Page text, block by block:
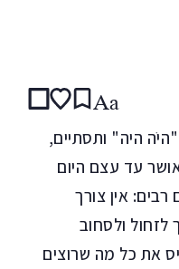
Aa
היה" ותסתיים,
עד עצם היום
אין צורך
לזחול ולסחוב
את כל מה שרוצים